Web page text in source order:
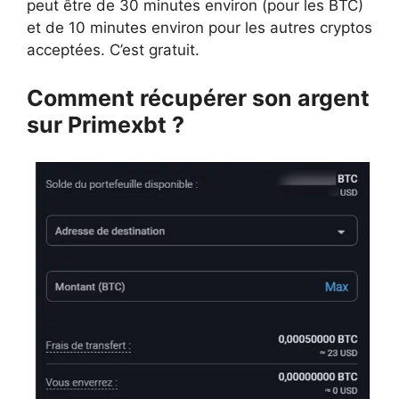
peut être de 30 minutes environ (pour les BTC)
et de 10 minutes environ pour les autres cryptos
acceptées. C’est gratuit.
Comment récupérer son argent
sur Primexbt ?